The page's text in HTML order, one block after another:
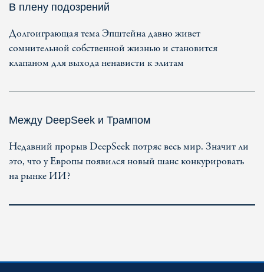
В плену подозрений
Долгоиграющая тема Эпштейна давно живет
сомнительной собственной жизнью и становится
клапаном для выхода ненависти к элитам
Между DeepSeek и Трампом
Недавний прорыв DeepSeek потряс весь мир. Значит ли
это, что у Европы появился новый шанс конкурировать
на рынке ИИ?